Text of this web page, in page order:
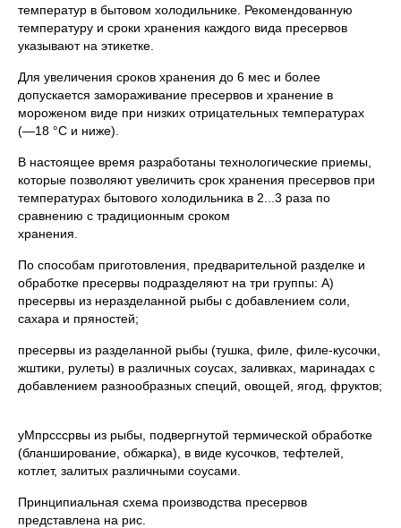
температур в бытовом холодильнике. Рекомендованную
температуру и сроки хранения каждого вида пресервов
указывают на этикетке.
Для увеличения сроков хранения до 6 мес и более
допускается замораживание пресервов и хранение в
мороженом виде при низких отрицательных температурах
(—18 °С и ниже).
В настоящее время разработаны технологические приемы,
которые позволяют увеличить срок хранения пресервов при
температурах бытового холодильника в 2...3 раза по
сравнению с традиционным сроком
хранения.
По способам приготовления, предварительной разделке и
обработке пресервы подразделяют на три группы: А)
пресервы из неразделанной рыбы с добавлением соли,
сахара и пряностей;
пресервы из разделанной рыбы (тушка, филе, филе-кусочки,
жштики, рулеты) в различных соусах, заливках, маринадах с
добавлением разнообразных специй, овощей, ягод, фруктов;
уМпрсссрвы из рыбы, подвергнутой термической обработке
(бланширование, обжарка), в виде кусочков, тефтелей,
котлет, залитых различными соусами.
Принципиальная схема производства пресервов
представлена на рис.